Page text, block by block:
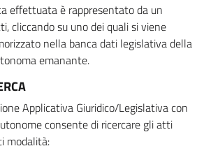
effettuata è rappresentato da un
cliccando su uno dei quali si viene
nella banca dati legislativa della
emanante.
Applicativa Giuridico/Legislativa con
consente di ricercare gli atti
modalità: